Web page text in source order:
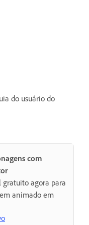
do usuário do
com
agora para
animado em